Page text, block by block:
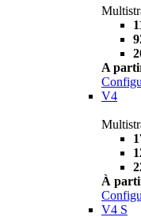
A
V4
À
V4 S